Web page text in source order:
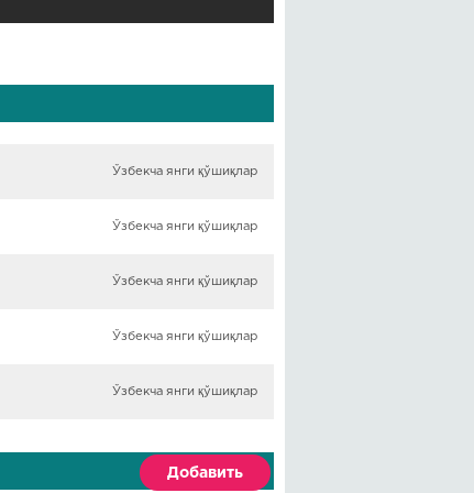
Ўзбекча янги қўшиқлар
Ўзбекча янги қўшиқлар
Ўзбекча янги қўшиқлар
Ўзбекча янги қўшиқлар
Ўзбекча янги қўшиқлар
Добавить